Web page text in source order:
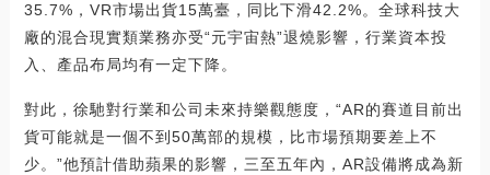
35.7%，VR市場出貨15萬臺，同比下滑42.2%。全球科技大
廠的混合現實類業務亦受“元宇宙熱”退燒影響，行業資本投
入、產品布局均有一定下降。
對此，徐馳對行業和公司未來持樂觀態度，“AR的賽道目前出
貨可能就是一個不到50萬部的規模，比市場預期要差上不
少。”他預計借助蘋果的影響，三至五年內，AR設備將成為新